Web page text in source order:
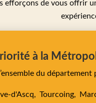
efforçons de vous offrir
à la
du
d'Ascq, Tourcoing,